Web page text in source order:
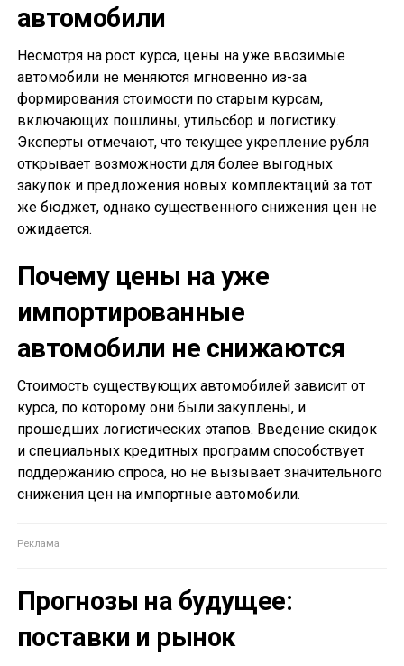
автомобили
Несмотря на рост курса, цены на уже ввозимые
автомобили не меняются мгновенно из-за
формирования стоимости по старым курсам,
включающих пошлины, утильсбор и логистику.
Эксперты отмечают, что текущее укрепление рубля
открывает возможности для более выгодных
закупок и предложения новых комплектаций за тот
же бюджет, однако существенного снижения цен не
ожидается.
Почему цены на уже
импортированные
автомобили не снижаются
Стоимость существующих автомобилей зависит от
курса, по которому они были закуплены, и
прошедших логистических этапов. Введение скидок
и специальных кредитных программ способствует
поддержанию спроса, но не вызывает значительного
снижения цен на импортные автомобили.
Прогнозы на будущее:
поставки и рынок